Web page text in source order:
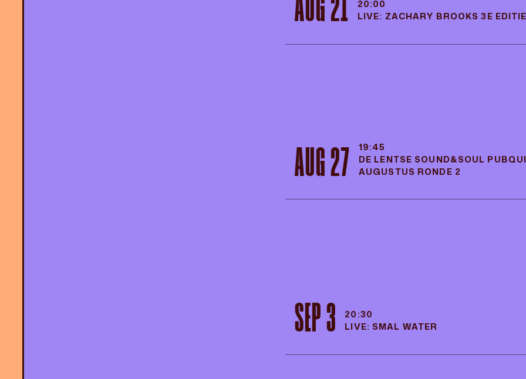
AUG 21
20:00
LIVE: ZACHARY BROOKS 3E EDITIE
AUG 21
20:00
AUG 27
19:45
DE LENTSE SOUND&SOUL
AUGUSTUS RONDE 2
AUG 27
DE LENTSE SOUND&SOUL
SEP 3
20:30
LIVE: SMAL WATER
SEP 3
20:30